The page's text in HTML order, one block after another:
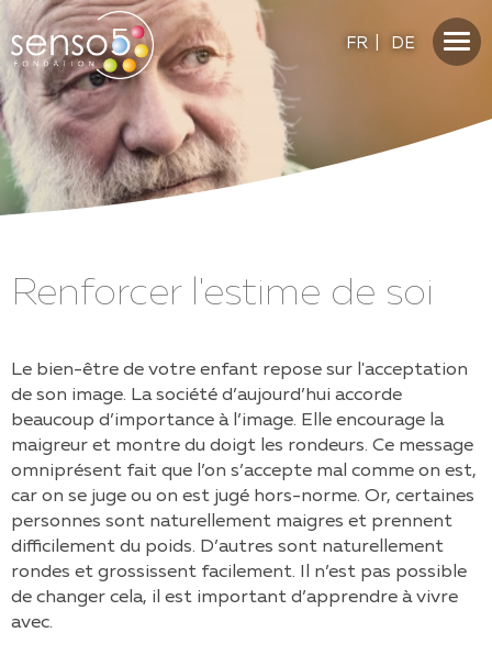
FR DE
Renforcer l'estime de soi
Le bien-être de votre enfant repose sur l'acceptation
de son image. La société d’aujourd’hui accorde
beaucoup d’importance à l’image. Elle encourage la
maigreur et montre du doigt les rondeurs. Ce message
omniprésent fait que l’on s’accepte mal comme on est,
car on se juge ou on est jugé hors-norme. Or, certaines
personnes sont naturellement maigres et prennent
difficilement du poids. D’autres sont naturellement
rondes et grossissent facilement. Il n’est pas possible
de changer cela, il est important d’apprendre à vivre
avec.